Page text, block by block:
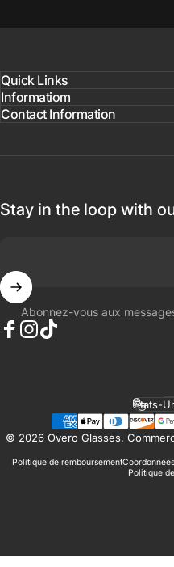
Quick Links
Informatiom
Contact Information
Stay in the loop with
Abonnez-vous aux
© 2026 Overo Glasses.
Politique de remboursementCoordonnées
Politique
Pays/
États-